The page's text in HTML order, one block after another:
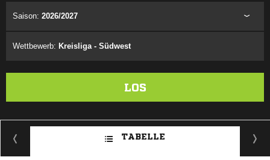
Saison: 2026/2027
Wettbewerb: Kreisliga - Südwest
LOS
TABELLE